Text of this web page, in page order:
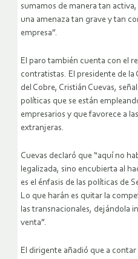
sumamos de manera tan
una amenaza tan grave y tan
empresa”.
El paro también cuenta con el
contratistas. El presidente de la
del Cobre, Cristián Cuevas,
políticas que se están
empresarios y que favorece a
extranjeras.
Cuevas declaró que “aquí no
legalizada, sino encubierta al
es el énfasis de las políticas de
Lo que harán es quitar la
las transnacionales, dejándola
venta”.
El dirigente añadió que a